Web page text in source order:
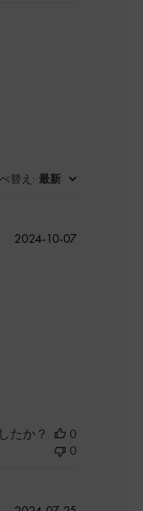
替え : 最新
公
2024-10-07
たか？
0
0